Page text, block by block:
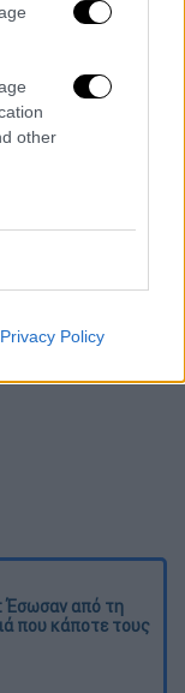
other
Privacy Policy
ηλεκτρονικό
θα δοθεί
µε
Έσωσαν από τη
που κάποτε τους